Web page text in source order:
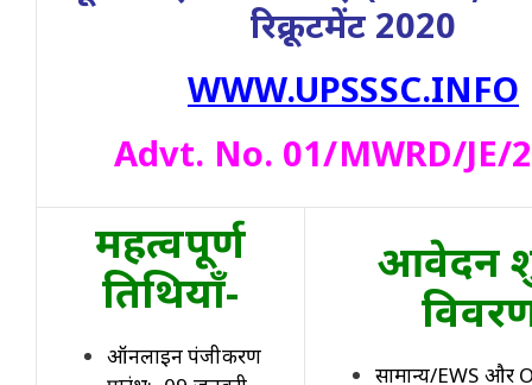
रिक्रूटमेंट 2020
WWW.UPSSSC.INFO
Advt. No. 01/MWRD/JE/
महत्वपूर्ण
तिथियाँ-
ऑनलाइन पंजीकरण
आवेदन
सामान्य/EWS और